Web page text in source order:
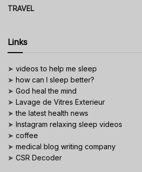
TRAVEL
Links
➤ videos to help me sleep
➤ how can I sleep better?
➤ God heal the mind
➤ Lavage de Vitres Exterieur
➤the latest health news
➤ Instagram relaxing sleep videos
➤ coffee
➤ medical blog writing company
➤ CSR Decoder